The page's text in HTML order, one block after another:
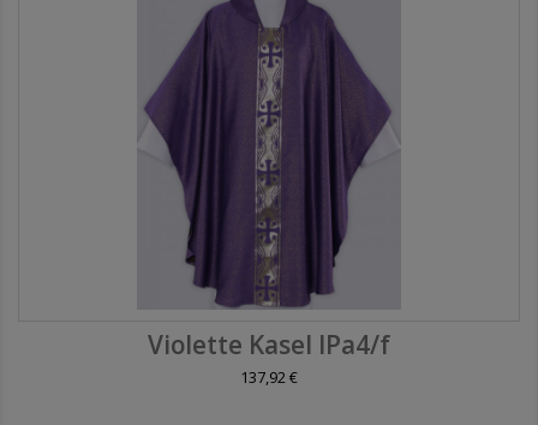
Violette Kasel IPa4/f
137,92 €